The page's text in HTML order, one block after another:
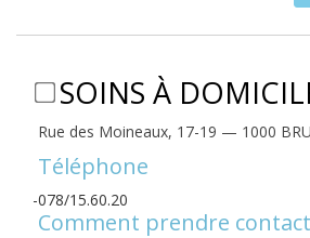
SOINS À
Rue des Moineaux, 17-19 — 1000
Téléphone
078/15.60.20
Comment prendre contact